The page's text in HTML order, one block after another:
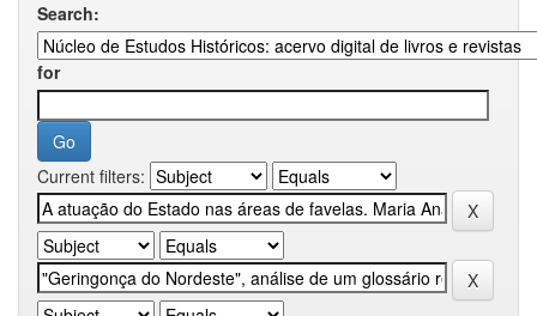
Search:
for
Current filters: